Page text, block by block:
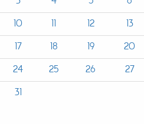
10
11 12 13
17
18 19 20
24
25 26 27
31